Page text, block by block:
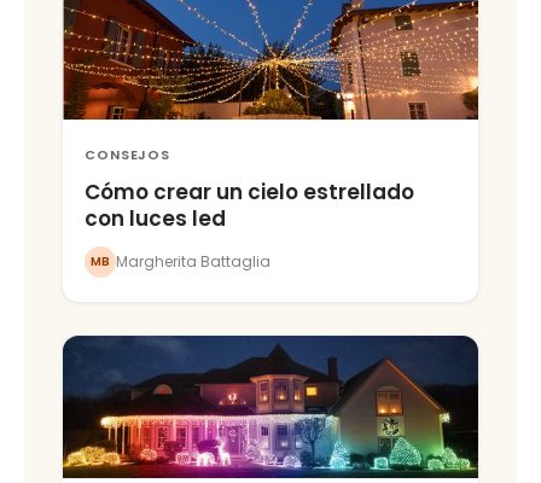
CONSEJOS
Cómo crear un cielo estrellado
con luces led
MB Margherita Battaglia